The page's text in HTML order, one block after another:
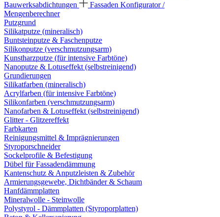
Bauwerksabdichtungen
Fassaden Konfigurator /
Mengenberechner
Putzgrund
Silikatputze (mineralisch)
Buntsteinputze & Faschenputze
Silikonputze (verschmutzungsarm)
Kunstharzputze (für intensive Farbtöne)
Nanoputze & Lotuseffekt (selbstreinigend)
Grundierungen
Silikatfarben (mineralisch)
Acrylfarben (für intensive Farbtöne)
Silikonfarben (verschmutzungsarm)
Nanofarben & Lotuseffekt (selbstreinigend)
Glitter - Glitzereffekt
Farbkarten
Reinigungsmittel & Imprägnierungen
Styroporschneider
Sockelprofile & Befestigung
Dübel für Fassadendämmung
Kantenschutz & Anputzleisten & Zubehör
Armierungsgewebe, Dichtbänder & Schaum
Hanfdämmplatten
Mineralwolle - Steinwolle
Polystyrol - Dämmplatten (Styroporplatten)